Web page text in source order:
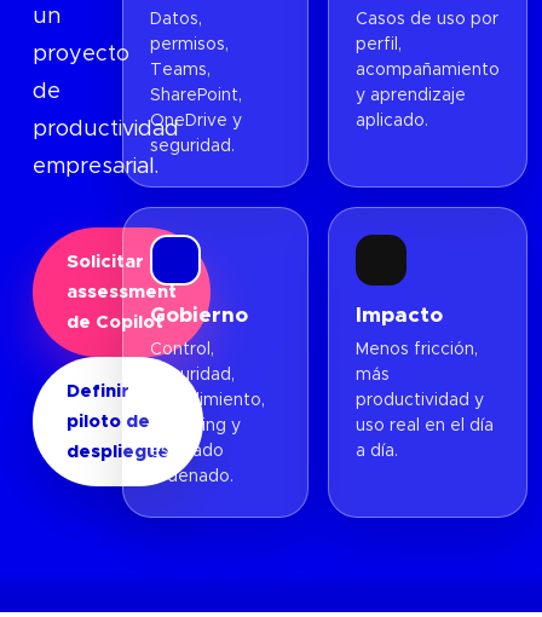
un
proyecto
de
productividad
empresarial.
Solicitar
assessment
de Copilot
Definir
piloto de
despliegue
Datos,
permisos,
Teams,
SharePoint,
OneDrive y
seguridad.
Casos de uso por
perfil,
acompañamiento
y aprendizaje
aplicado.
Gobierno
Control,
seguridad,
cumplimiento,
reporting y
escalado
ordenado.
Impacto
Menos fricción,
más
productividad y
uso real en el día
a día.